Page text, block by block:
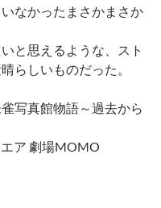
なかったまさかまさか
と思えるような、スト
らしいものだった。
写真館物語～過去から
ア 劇場MOMO